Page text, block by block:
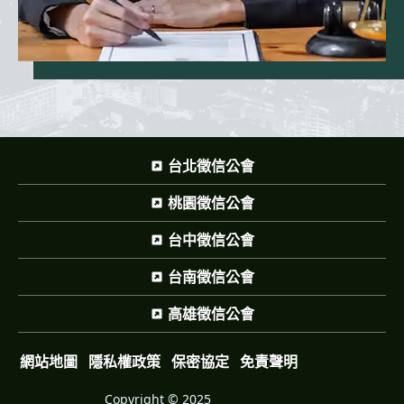
台北徵信公會
桃園徵信公會
台中徵信公會
台南徵信公會
高雄徵信公會
網站地圖 隱私權政策 保密協定 免責聲明
Copyright © 2025